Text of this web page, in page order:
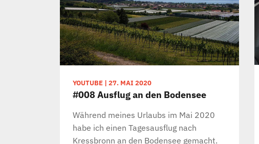
YOUTUBE | 27. MAI 2020
#008 Ausflug an den Bodensee
Während meines Urlaubs im Mai 2020
habe ich einen Tagesausflug nach
Kressbronn an den Bodensee gemacht.